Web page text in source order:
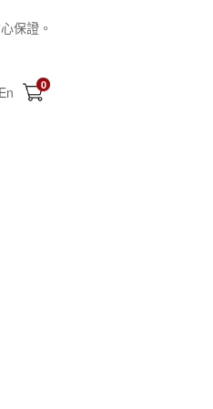
保證。
En 0